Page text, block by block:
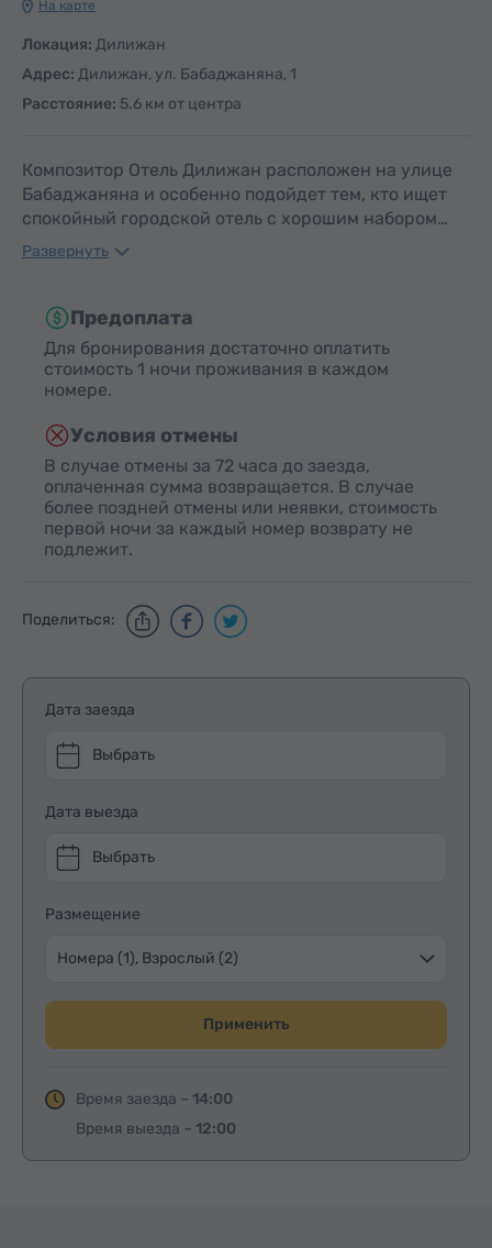
На карте
Локация: Дилижан
Адрес: Дилижан, ул. Бабаджаняна, 1
Расстояние: 5.6 км от центра
Композитор Отель Дилижан расположен на улице
Бабаджаняна и особенно подойдет тем, кто ищет
спокойный городской отель с хорошим набором…
Развернуть
Предоплата
Для бронирования достаточно оплатить
стоимость 1 ночи проживания в каждом
номере.
Условия отмены
В случае отмены за 72 часа до заезда,
оплаченная сумма возвращается. В случае
более поздней отмены или неявки, стоимость
первой ночи за каждый номер возврату не
подлежит.
Поделиться:
Дата заезда
Выбрать
Дата выезда
Выбрать
Размещение
Номера (1), Взрослый (2)
Применить
Время заезда – 14:00
Время выезда – 12:00